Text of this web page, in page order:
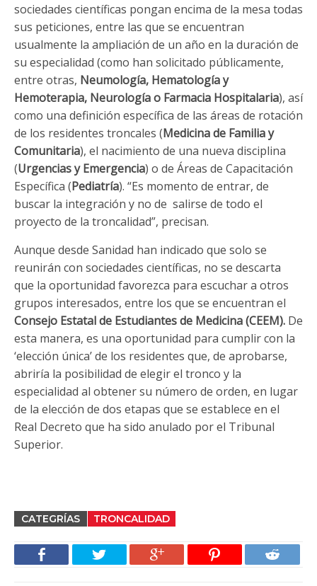
sociedades científicas pongan encima de la mesa todas
sus peticiones, entre las que se encuentran
usualmente la ampliación de un año en la duración de
su especialidad (como han solicitado públicamente,
entre otras, Neumología, Hematología y
Hemoterapia, Neurología o Farmacia Hospitalaria), así
como una definición específica de las áreas de rotación
de los residentes troncales (Medicina de Familia y
Comunitaria), el nacimiento de una nueva disciplina
(Urgencias y Emergencia) o de Áreas de Capacitación
Específica (Pediatría). “Es momento de entrar, de
buscar la integración y no de salirse de todo el
proyecto de la troncalidad”, precisan.
Aunque desde Sanidad han indicado que solo se
reunirán con sociedades científicas, no se descarta
que la oportunidad favorezca para escuchar a otros
grupos interesados, entre los que se encuentran el
Consejo Estatal de Estudiantes de Medicina (CEEM). De
esta manera, es una oportunidad para cumplir con la
‘elección única’ de los residentes que, de aprobarse,
abriría la posibilidad de elegir el tronco y la
especialidad al obtener su número de orden, en lugar
de la elección de dos etapas que se establece en el
Real Decreto que ha sido anulado por el Tribunal
Superior.
CATEGRÍAS TRONCALIDAD